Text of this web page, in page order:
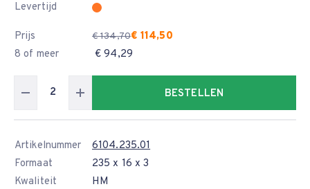
Levertijd
Prijs € 134,70€ 114,50
8 of meer
€ 94,29
BESTELLEN
Artikelnummer
6104.235.01
Formaat
235 x 16 x 3
Kwaliteit
HM